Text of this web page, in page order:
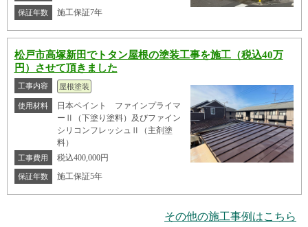
保証年数 施工保証7年
松戸市高塚新田でトタン屋根の塗装工事を施工（税込40万
円）させて頂きました
工事内容 屋根塗装
使用材料
日本ペイント ファインプライマ
ーⅡ（下塗り塗料）及びファイン
シリコンフレッシュⅡ（主剤塗
料）
工事費用 税込400,000円
保証年数 施工保証5年
その他の施工事例はこちら